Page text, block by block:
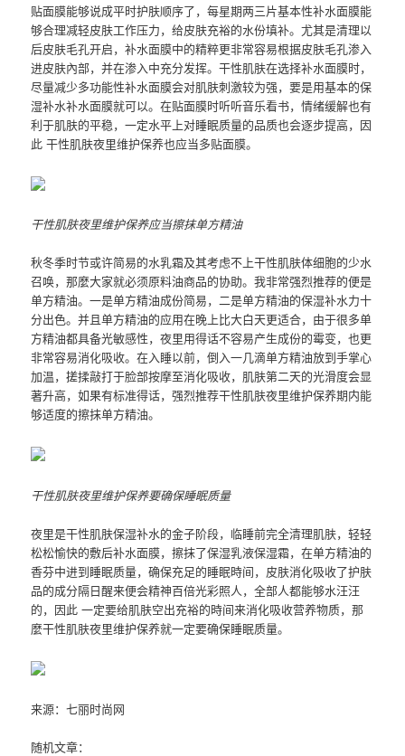
贴面膜能够说成平时护肤顺序了，每星期两三片基本性补水面膜能
够合理减轻皮肤工作压力，给皮肤充裕的水份填补。尤其是清理以
后皮肤毛孔开启，补水面膜中的精粹更非常容易根据皮肤毛孔渗入
进皮肤內部，并在渗入中充分发挥。干性肌肤在选择补水面膜时，
尽量减少多功能性补水面膜会对肌肤刺激较为强，要是用基本的保
湿补水补水面膜就可以。在贴面膜时听听音乐看书，情绪缓解也有
利于肌肤的平稳，一定水平上对睡眠质量的品质也会逐步提高，因
此 干性肌肤夜里维护保养也应当多贴面膜。
干性肌肤夜里维护保养应当擦抹单方精油
秋冬季时节或许简易的水乳霜及其考虑不上干性肌肤体细胞的少水
召唤，那麼大家就必须原料油商品的协助。我非常强烈推荐的便是
单方精油。一是单方精油成份简易，二是单方精油的保湿补水力十
分出色。并且单方精油的应用在晚上比大白天更适合，由于很多单
方精油都具备光敏感性，夜里用得话不容易产生成份的霉变，也更
非常容易消化吸收。在入睡以前，倒入一几滴单方精油放到手掌心
加温，搓揉敲打于脸部按摩至消化吸收，肌肤第二天的光滑度会显
著升高，如果有标准得话，强烈推荐干性肌肤夜里维护保养期内能
够适度的擦抹单方精油。
干性肌肤夜里维护保养要确保睡眠质量
夜里是干性肌肤保湿补水的金子阶段，临睡前完全清理肌肤，轻轻
松松愉快的敷后补水面膜，擦抹了保湿乳液保湿霜，在单方精油的
香芬中进到睡眠质量，确保充足的睡眠時间，皮肤消化吸收了护肤
品的成分隔日醒来便会精神百倍光彩照人，全部人都能够水汪汪
的，因此 一定要给肌肤空出充裕的時间来消化吸收营养物质，那
麼干性肌肤夜里维护保养就一定要确保睡眠质量。
来源：七丽时尚网
随机文章：